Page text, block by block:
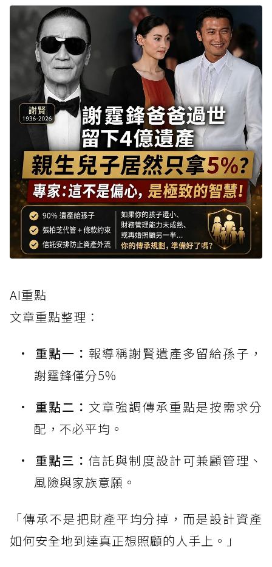
AI重點
文章重點整理：
重點一： 報導稱謝賢遺產多留給孫子，
謝霆鋒僅分5%
重點二： 文章強調傳承重點是按需求分
配，不必平均。
重點三：信託與制度設計可兼顧管理、
風險與家族意願。
「傳承不是把財產平均分掉，而是設計資產
如何安全地到達真正想照顧的人手上。」